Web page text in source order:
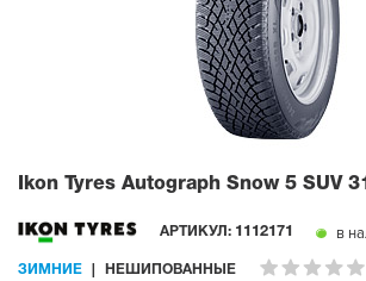
Ikon Tyres Autograph Snow 5 SUV
АРТИКУЛ: 1112171 в
ЗИМНИЕ НЕШИПОВАННЫЕ